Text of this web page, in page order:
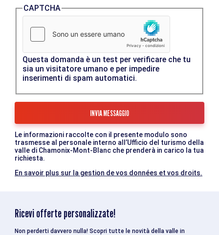
CAPTCHA
Questa domanda è un test per verificare che tu
sia un visitatore umano e per impedire
inserimenti di spam automatici.
Le informazioni raccolte con il presente modulo sono
trasmesse al personale interno all’Ufficio del turismo della
valle di Chamonix-Mont-Blanc che prenderà in carico la tua
richiesta.
En savoir plus sur la gestion de vos données et vos droits.
Ricevi offerte personalizzate!
Non perderti davvero nulla! Scopri tutte le novità della valle in